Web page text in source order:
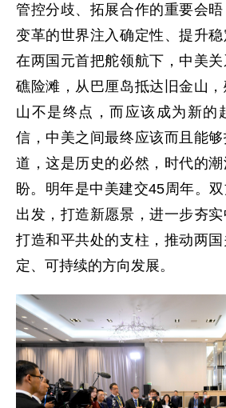
管控分歧、拓展合作的重要会
变革的世界注入确定性、提升稳
在两国元首把舵领航下，中美
礁险滩，从巴厘岛抵达旧金山
山不是终点，而应该成为新的
信，中美之间最终应该而且能
道，这是历史的必然，时代的
盼。明年是中美建交45周年。
出发，打造新愿景，进一步夯实
打造和平共处的支柱，推动两
定、可持续的方向发展。